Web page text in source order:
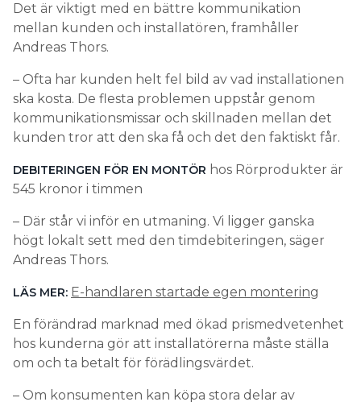
Det är viktigt med en bättre kommunikation
mellan kunden och installatören, framhåller
Andreas Thors.
– Ofta har kunden helt fel bild av vad installationen
ska kosta. De flesta problemen uppstår genom
kommunikationsmissar och skillnaden mellan det
kunden tror att den ska få och det den faktiskt får.
DEBITERINGEN FÖR EN MONTÖR hos Rörprodukter är
545 kronor i timmen
– Där står vi inför en utmaning. Vi ligger ganska
högt lokalt sett med den timdebiteringen, säger
Andreas Thors.
LÄS MER: E-handlaren startade egen montering
En förändrad marknad med ökad prismedvetenhet
hos kunderna gör att installatörerna måste ställa
om och ta betalt för förädlingsvärdet.
– Om konsumenten kan köpa stora delar av